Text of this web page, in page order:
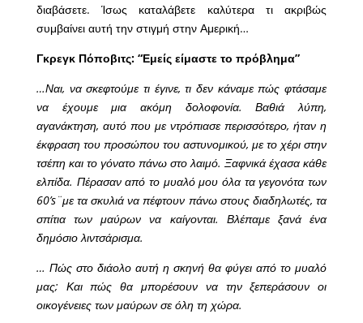
διαβάσετε. Ίσως καταλάβετε καλύτερα τι ακριβώς
συμβαίνει αυτή την στιγμή στην Αμερική…
Γκρεγκ Πόποβιτς: “Εμείς είμαστε το πρόβλημα”
…Ναι, να σκεφτούμε τι έγινε, τι δεν κάναμε πώς φτάσαμε
να έχουμε μια ακόμη δολοφονία. Βαθιά λύπη,
αγανάκτηση, αυτό που με ντρόπιασε περισσότερο, ήταν η
έκφραση του προσώπου του αστυνομικού, με το χέρι στην
τσέπη και το γόνατο πάνω στο λαιμό. Ξαφνικά έχασα κάθε
ελπίδα. Πέρασαν από το μυαλό μου όλα τα γεγονότα των
60’s¨με τα σκυλιά να πέφτουν πάνω στους διαδηλωτές, τα
σπίτια των μαύρων να καίγονται. Βλέπαμε ξανά ένα
δημόσιο λιντσάρισμα.
… Πώς στο διάολο αυτή η σκηνή θα φύγει από το μυαλό
μας; Και πώς θα μπορέσουν να την ξεπεράσουν οι
οικογένειες των μαύρων σε όλη τη χώρα.